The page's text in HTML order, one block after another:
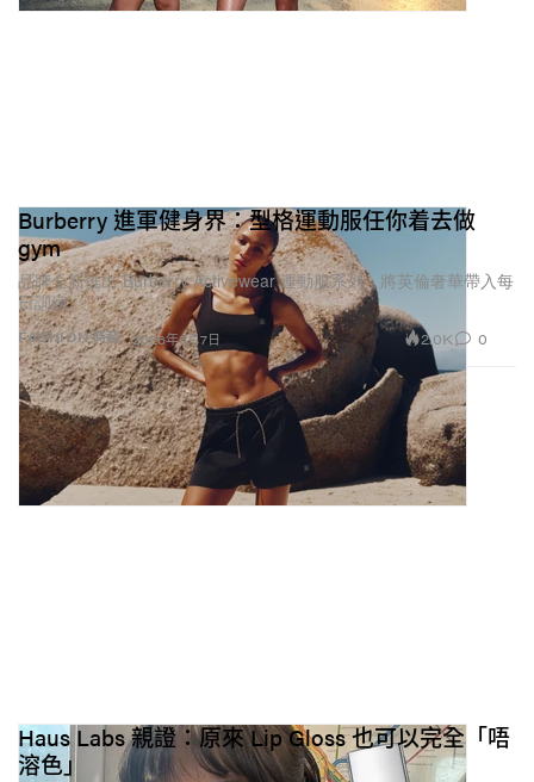
FASHION 時裝
Burberry 進軍健身界：型格運動服任你着去做
gym
品牌全新推出 Burberry Activewear 運動服系列，將英倫奢華帶入每
日訓練。
2026年5月7日 2.0K 0
Haus Labs 親證：原來 Lip Gloss 也可以完全「唔
溶色」